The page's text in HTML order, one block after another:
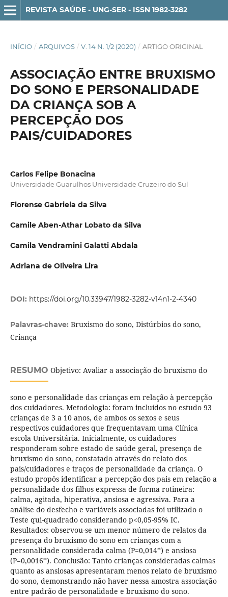
REVISTA SAÚDE - UNG-SER - ISSN 1982-3282
INÍCIO / ARQUIVOS / V. 14 N. 1/2 (2020) / ARTIGO ORIGINAL
ASSOCIAÇÃO ENTRE BRUXISMO
DO SONO E PERSONALIDADE
DA CRIANÇA SOB A
PERCEPÇÃO DOS
PAIS/CUIDADORES
Carlos Felipe Bonacina
Universidade Guarulhos Universidade Cruzeiro do Sul
Florense Gabriela da Silva
Camile Aben-Athar Lobato da Silva
Camila Vendramini Galatti Abdala
Adriana de Oliveira Lira
DOI: https://doi.org/10.33947/1982-3282-v14n1-2-4340
Palavras-chave: Bruxismo do sono, Distúrbios do sono,
Criança
RESUMO Objetivo: Avaliar a associação do bruxismo do
sono e personalidade das crianças em relação à percepção
dos cuidadores. Metodologia: foram incluídos no estudo 93
crianças de 3 a 10 anos, de ambos os sexos e seus
respectivos cuidadores que frequentavam uma Clínica
escola Universitária. Inicialmente, os cuidadores
responderam sobre estado de saúde geral, presença de
bruxismo do sono, constatado através do relato dos
pais/cuidadores e traços de personalidade da criança. O
estudo propôs identificar a percepção dos pais em relação a
personalidade dos filhos expressa de forma rotineira:
calma, agitada, hiperativa, ansiosa e agressiva. Para a
análise do desfecho e variáveis associadas foi utilizado o
Teste qui-quadrado considerando p<0,05-95% IC.
Resultados: observou-se um menor número de relatos da
presença do bruxismo do sono em crianças com a
personalidade considerada calma (P=0,014*) e ansiosa
(P=0,0016*). Conclusão: Tanto crianças consideradas calmas
quanto as ansiosas apresentaram menos relato de bruxismo
do sono, demonstrando não haver nessa amostra associação
entre padrão de personalidade e bruxismo do sono.